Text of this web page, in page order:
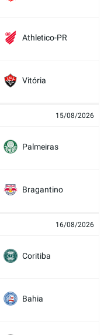
Athletico-PR
Vitória
15/08/2026
Palmeiras
Bragantino
16/08/2026
Coritiba
Bahia